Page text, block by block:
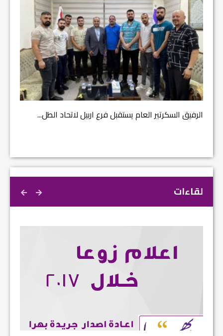
الرفيق السكرتير العام يستقبل فرع اربيل لاتحاد الطل...
لقاءات